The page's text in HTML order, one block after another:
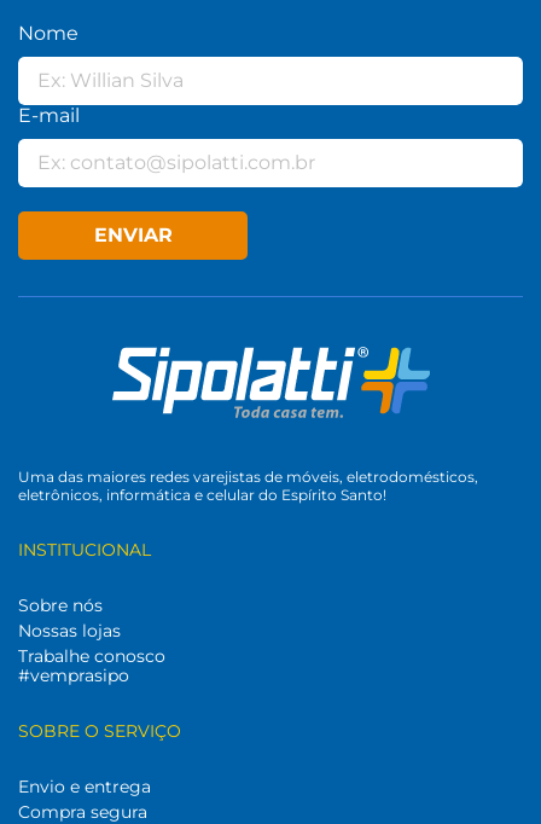
Nome
E-mail
ENVIAR
Uma das maiores redes varejistas de móveis, eletrodomésticos,
eletrônicos, informática e celular do Espírito Santo!
INSTITUCIONAL
Sobre nós
Nossas lojas
Trabalhe conosco
#vemprasipo
SOBRE O SERVIÇO
Envio e entrega
Compra segura